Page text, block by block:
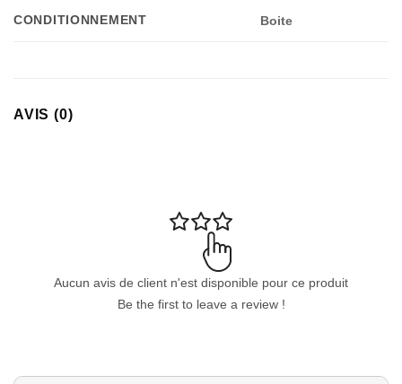
CONDITIONNEMENT Boite
AVIS (0)
Aucun avis de client n'est disponible pour ce produit
Be the first to leave a review !